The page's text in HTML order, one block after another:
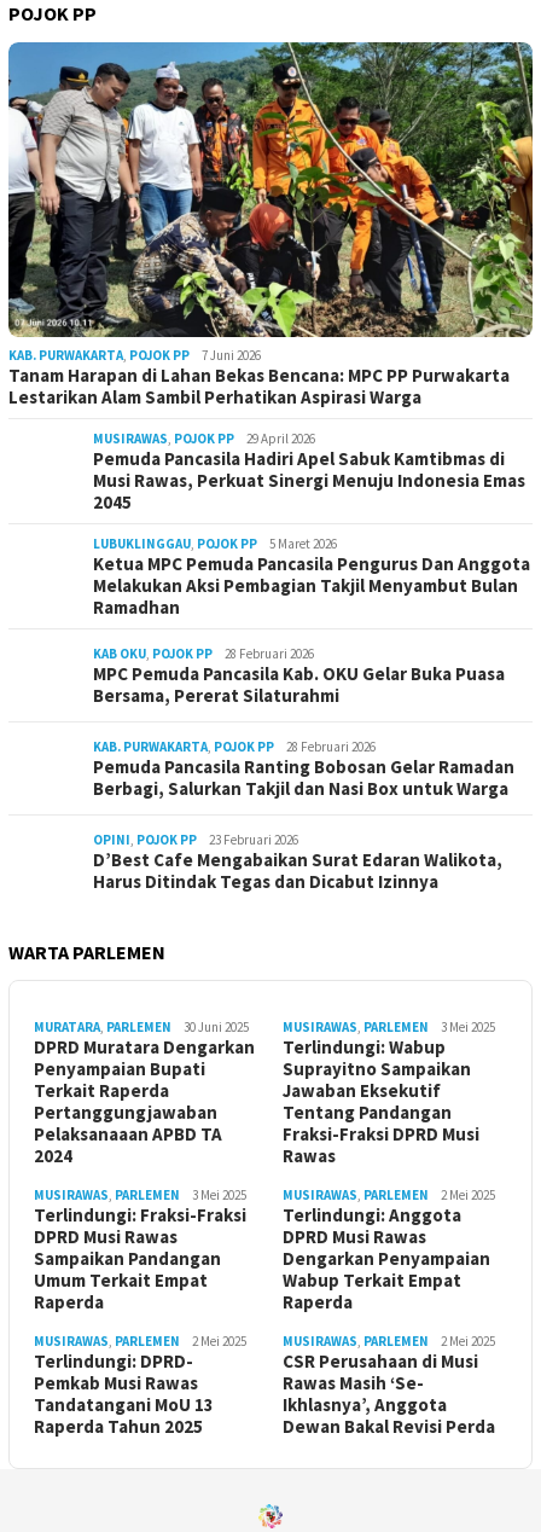
POJOK PP
KAB. PURWAKARTA, POJOK PP 7 Juni 2026
Tanam Harapan di Lahan Bekas Bencana: MPC PP Purwakarta
Lestarikan Alam Sambil Perhatikan Aspirasi Warga
MUSIRAWAS, POJOK PP 29 April 2026
Pemuda Pancasila Hadiri Apel Sabuk Kamtibmas di
Musi Rawas, Perkuat Sinergi Menuju Indonesia Emas
2045
LUBUKLINGGAU, POJOK PP 5 Maret 2026
Ketua MPC Pemuda Pancasila Pengurus Dan Anggota
Melakukan Aksi Pembagian Takjil Menyambut Bulan
Ramadhan
KAB OKU, POJOK PP 28 Februari 2026
MPC Pemuda Pancasila Kab. OKU Gelar Buka Puasa
Bersama, Pererat Silaturahmi
KAB. PURWAKARTA, POJOK PP 28 Februari 2026
Pemuda Pancasila Ranting Bobosan Gelar Ramadan
Berbagi, Salurkan Takjil dan Nasi Box untuk Warga
OPINI, POJOK PP 23 Februari 2026
D’Best Cafe Mengabaikan Surat Edaran Walikota,
Harus Ditindak Tegas dan Dicabut Izinnya
WARTA PARLEMEN
MURATARA, PARLEMEN 30 Juni 2025
DPRD Muratara Dengarkan
Penyampaian Bupati
Terkait Raperda
Pertanggungjawaban
Pelaksanaaan APBD TA
2024
MUSIRAWAS, PARLEMEN 3 Mei 2025
Terlindungi: Wabup
Suprayitno Sampaikan
Jawaban Eksekutif
Tentang Pandangan
Fraksi-Fraksi DPRD Musi
Rawas
MUSIRAWAS, PARLEMEN 3 Mei 2025
Terlindungi: Fraksi-Fraksi
DPRD Musi Rawas
Sampaikan Pandangan
Umum Terkait Empat
Raperda
MUSIRAWAS, PARLEMEN 2 Mei 2025
Terlindungi: Anggota
DPRD Musi Rawas
Dengarkan Penyampaian
Wabup Terkait Empat
Raperda
MUSIRAWAS, PARLEMEN 2 Mei 2025
Terlindungi: DPRD-
Pemkab Musi Rawas
Tandatangani MoU 13
Raperda Tahun 2025
MUSIRAWAS, PARLEMEN 2 Mei 2025
CSR Perusahaan di Musi
Rawas Masih ‘Se-
Ikhlasnya’, Anggota
Dewan Bakal Revisi Perda ‎